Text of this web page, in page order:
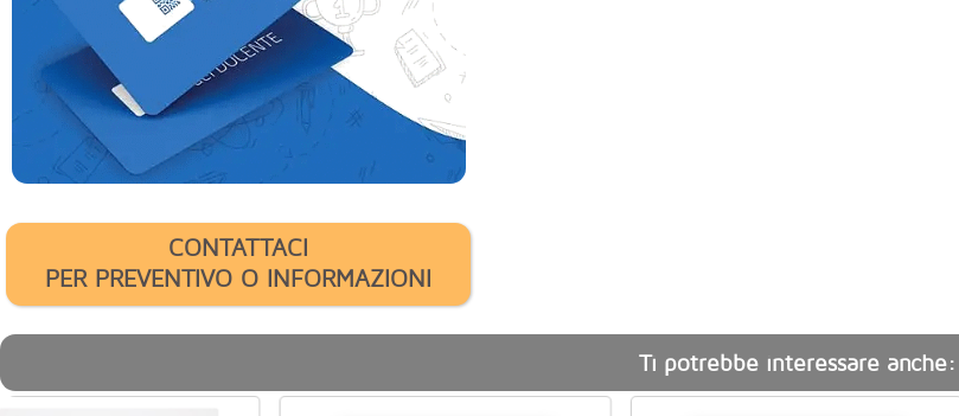
CONTATTACI
PER PREVENTIVO O INFORMAZIONI
Ti potrebbe interessare anche: